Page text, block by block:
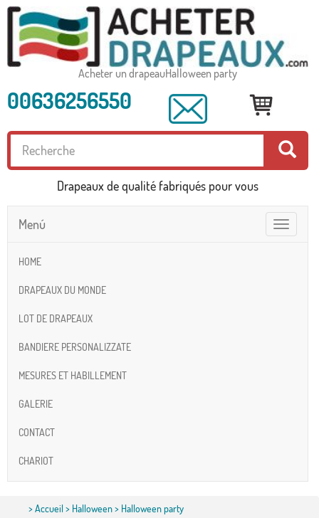
Acheter un drapeauHalloween party
00636256550
Drapeaux de qualité fabriqués pour vous
Toggle
navigation
Menú
HOME
DRAPEAUX DU MONDE
LOT DE DRAPEAUX
BANDIERE PERSONALIZZATE
MESURES ET HABILLEMENT
GALERIE
CONTACT
CHARIOT
>Accueil> Halloween> Halloween party